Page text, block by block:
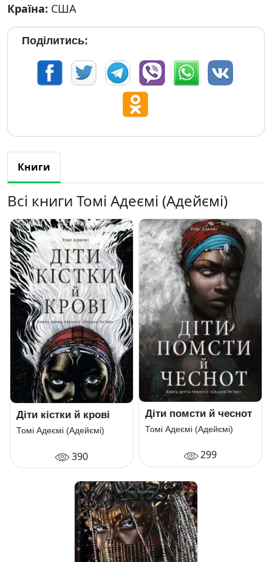
Країна: США
Поділитись:
Книги
Всі книги Томі Адеємі (Адейємі)
Діти кістки й крові
Томі Адеємі (Адейємі)
390
Діти помсти й чеснот
Томі Адеємі (Адейємі)
299